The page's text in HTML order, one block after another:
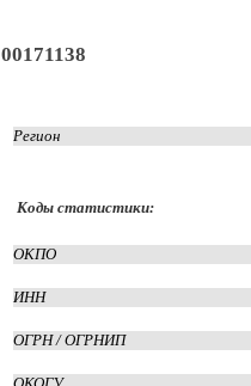
00171138
Регион
Коды статистики:
ОКПО
ИНН
ОГРН / ОГРНИП